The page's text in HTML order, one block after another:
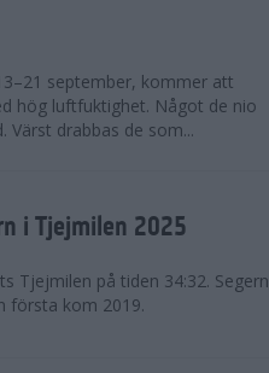
september, kommer att
hög luftfuktighet. Något de nio
Värst drabbas de som...
i Tjejmilen 2025
Tjejmilen på tiden 34:32. Segern
första kom 2019.